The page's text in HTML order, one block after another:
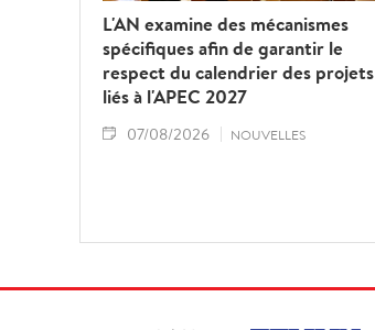
L'AN examine des mécanismes
spécifiques afin de garantir le
respect du calendrier des projets
liés à l'APEC 2027
07/08/2026 NOUVELLES